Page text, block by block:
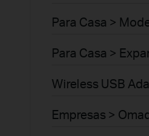
Para Casa >
Para Casa >
Wireless USB
Empresas >